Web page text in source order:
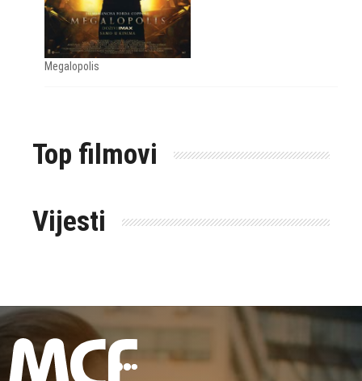
Megalopolis
Top filmovi
Vijesti